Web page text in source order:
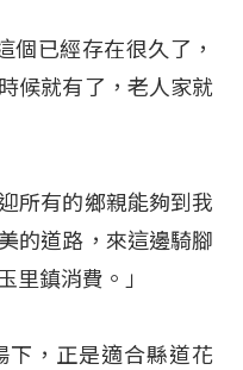
個已經存在很久了，
候就有了，老人家就
所有的鄉親能夠到我
的道路，來這邊騎腳
里鎮消費。」
下，正是適合縣道花